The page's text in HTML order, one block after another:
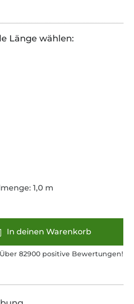
Länge wählen:
1,0 m
In deinen Warenkorb
Über 82900 positive Bewertungen!